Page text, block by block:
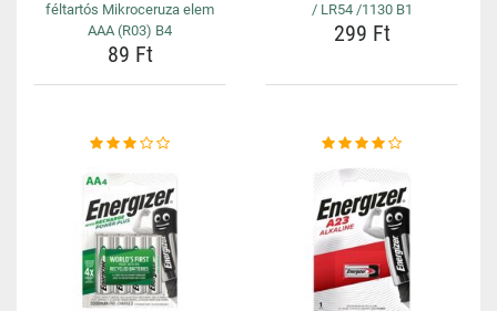
féltartós Mikroceruza elem
AAA (R03) B4
89 Ft
/ LR54 /1130 B1
299 Ft